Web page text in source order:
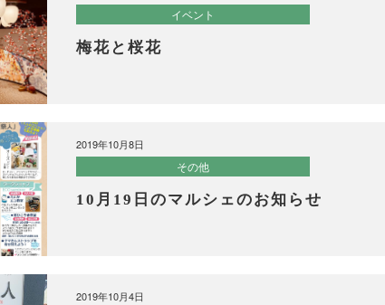
イベント
梅花と桜花
2019年10月8日
その他
10月19日のマルシェのお知らせ
2019年10月4日